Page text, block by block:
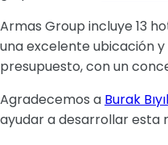
Armas Group incluye 13
una excelente ubicación
presupuesto, con un
Agradecemos a Burak
ayudar a desarrollar esta